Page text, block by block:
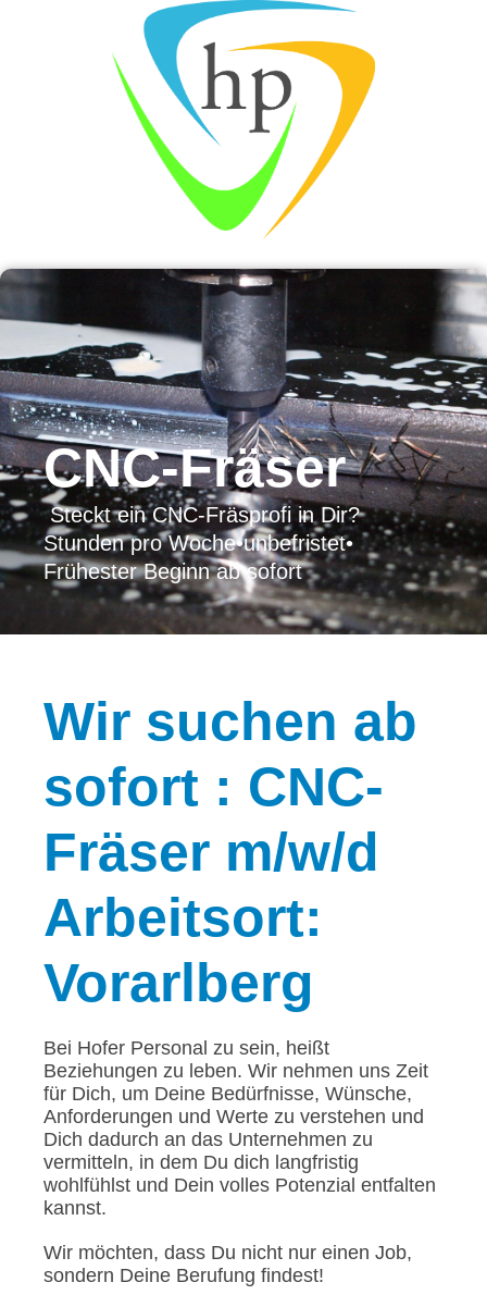
CNC-Fräser
Steckt ein CNC-Fräsprofi in Dir?
Stunden pro Woche•unbefristet•
Frühester Beginn ab sofort
Wir suchen ab
sofort : CNC-
Fräser m/w/d
Arbeitsort:
Vorarlberg
Bei Hofer Personal zu sein, heißt
Beziehungen zu leben. Wir nehmen uns Zeit
für Dich, um Deine Bedürfnisse, Wünsche,
Anforderungen und Werte zu verstehen und
Dich dadurch an das Unternehmen zu
vermitteln, in dem Du dich langfristig
wohlfühlst und Dein volles Potenzial entfalten
kannst.
Wir möchten, dass Du nicht nur einen Job,
sondern Deine Berufung findest!